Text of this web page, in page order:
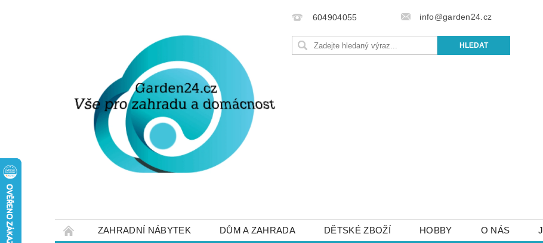
604904055 info@garden24.cz
ZAHRADNÍ NÁBYTEK DŮM A ZAHRADA DĚTSKÉ ZBOŽÍ HOBBY O NÁS